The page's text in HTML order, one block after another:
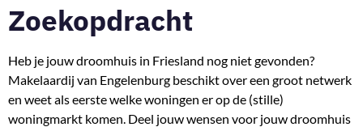
Zoekopdracht
Heb je jouw droomhuis in Friesland nog niet gevonden?
Makelaardij van Engelenburg beschikt over een groot netwerk
en weet als eerste welke woningen er op de (stille)
woningmarkt komen. Deel jouw wensen voor jouw droomhuis